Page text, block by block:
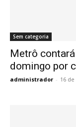
Sem categoria
Metrô
domingo por
administrador - 16